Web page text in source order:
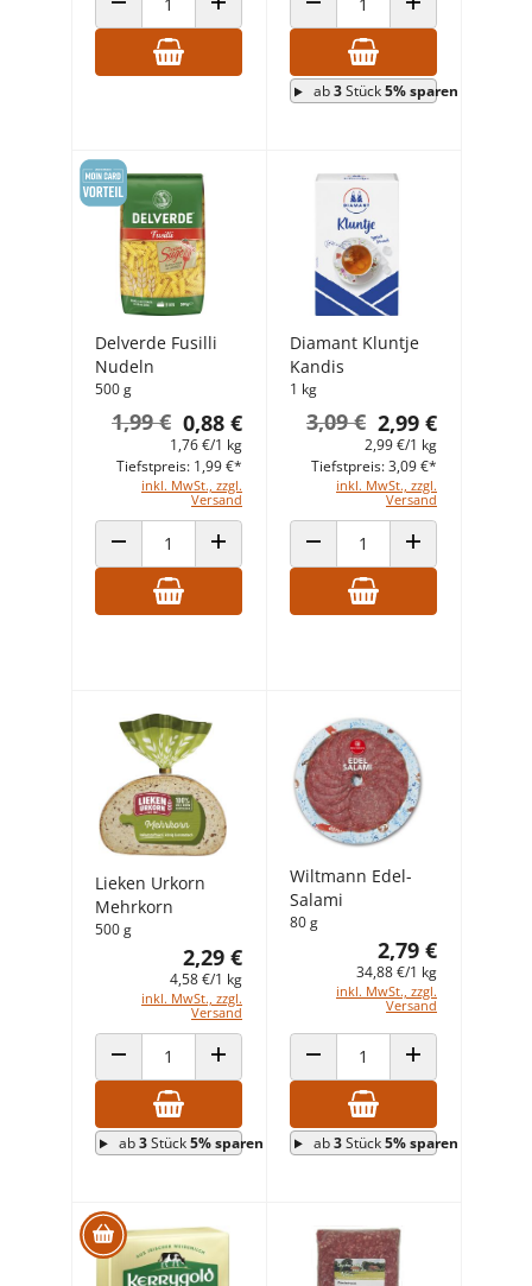
ANZAHL VERRINGERNANZAHL ERHÖHENANZAHL VERRINGERNANZAHL ERHÖHEN
ab3Stück5% sparen
Delverde Fusilli
Nudeln
500 g
0,88 €
1,99 €
1,76 €/1 kg
inkl. MwSt., zzgl.
Versand
Tiefstpreis: 1,99 €*
ANZAHL VERRINGERNANZAHL ERHÖHEN
Diamant Kluntje
Kandis
1 kg
2,99 €
3,09 €
2,99 €/1 kg
inkl. MwSt., zzgl.
Versand
Tiefstpreis: 3,09 €*
ANZAHL VERRINGERNANZAHL ERHÖHEN
Lieken Urkorn
Mehrkorn
500 g
2,29 €
4,58 €/1 kg
inkl. MwSt., zzgl.
Versand
ANZAHL VERRINGERNANZAHL ERHÖHEN
ab3Stück5% sparen
Wiltmann Edel-
Salami
80 g
2,79 €
34,88 €/1 kg
inkl. MwSt., zzgl.
Versand
ANZAHL VERRINGERNANZAHL ERHÖHEN
ab3Stück5% sparen